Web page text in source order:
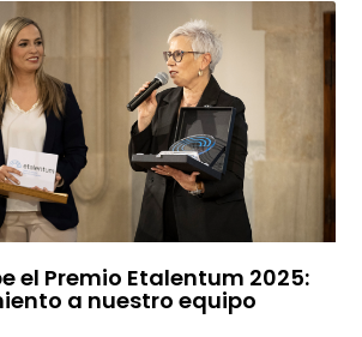
el Premio Etalentum 2025:
a nuestro equipo